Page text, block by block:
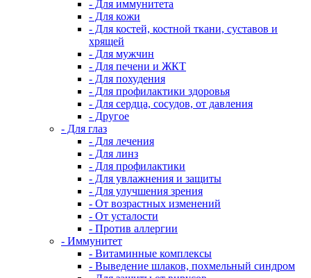
- Для иммунитета
- Для кожи
- Для костей, костной ткани, суставов и
хрящей
- Для мужчин
- Для печени и ЖКТ
- Для похудения
- Для профилактики здоровья
- Для сердца, сосудов, от давления
- Другое
- Для глаз
- Для лечения
- Для линз
- Для профилактики
- Для увлажнения и защиты
- Для улучшения зрения
- От возрастных изменений
- От усталости
- Против аллергии
- Иммунитет
- Витаминные комплексы
- Выведение шлаков, похмельный синдром